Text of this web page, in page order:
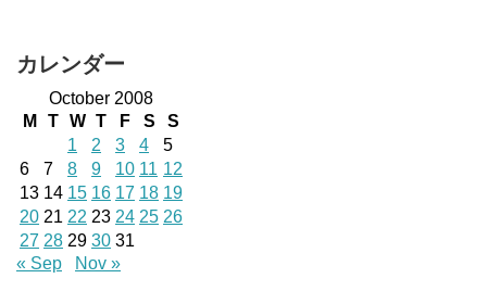
カレンダー
October 2008
M
T W T F S
S
1
2 3 4
5
6
7 8 9 10 11 12
13 14 15 16 17 18 19
20 21 22 23 24 25 26
27 28 29 30 31
« Sep
Nov »